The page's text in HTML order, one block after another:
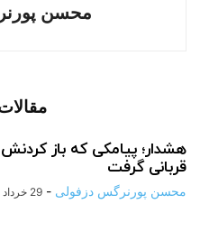
محسن
هشدار؛ پیامکی که باز
قربانی گرفت
محسن پورنرگس دزفولی - 29 خرداد 1405